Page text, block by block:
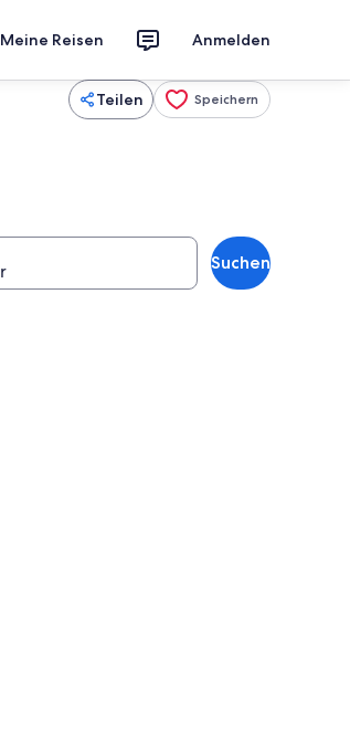
Meine Reisen Anmelden
Teilen Speichern
Suchen